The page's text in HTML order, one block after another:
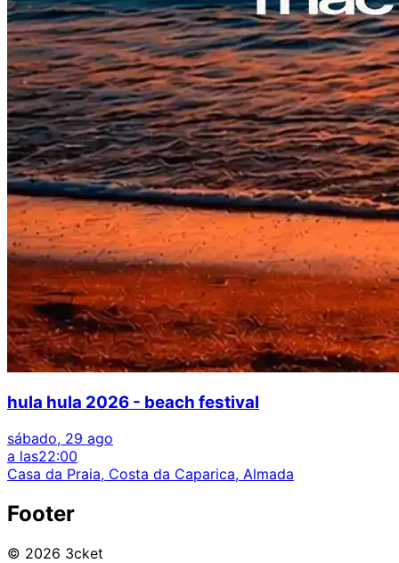
hula hula 2026 - beach festival
sábado, 29 ago
a las22:00
Casa da Praia, Costa da Caparica, Almada
Footer
© 2026 3cket